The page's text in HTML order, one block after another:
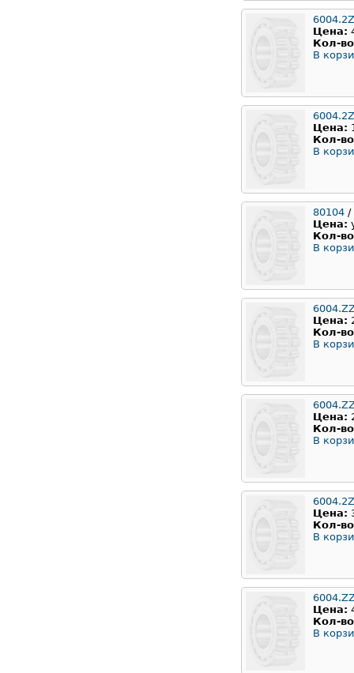
Цена:
Кол-
В
Цена:
Кол-
В
80104 /
Цена:
Кол-
В
Цена:
Кол-
В
Цена:
Кол-
В
6004.2Z
Цена:
Кол-
В
Цена:
Кол-
В